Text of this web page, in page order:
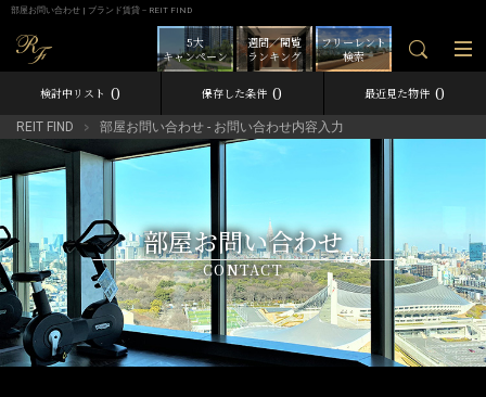
部屋お問い合わせ | ブランド賃貸－REIT FIND
フリーレント
検索
週間／閲覧
ランキング
5大
キャンペーン
検討中リスト 0 保存した条件 0 最近見た物件 0
REIT FIND 部屋お問い合わせ - お問い合わせ内容入力
部屋お問い合わせ
CONTACT